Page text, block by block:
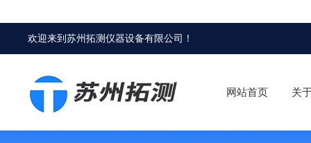
欢迎来到苏州拓测仪器设备有限公司 ！
网站首页 关